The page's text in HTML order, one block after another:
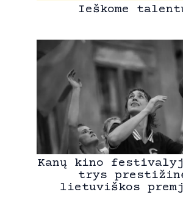
Ieškome
Kanų kino
trys
lietuviškos